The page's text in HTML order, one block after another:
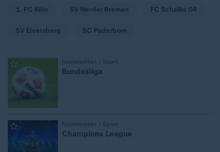
1. FC Köln SV Werder Bremen FC Schalke 04
SV Elversberg SC Paderborn
Nachrichten | Sport
: Bundesliga
Nachrichten | Sport
: Champions League